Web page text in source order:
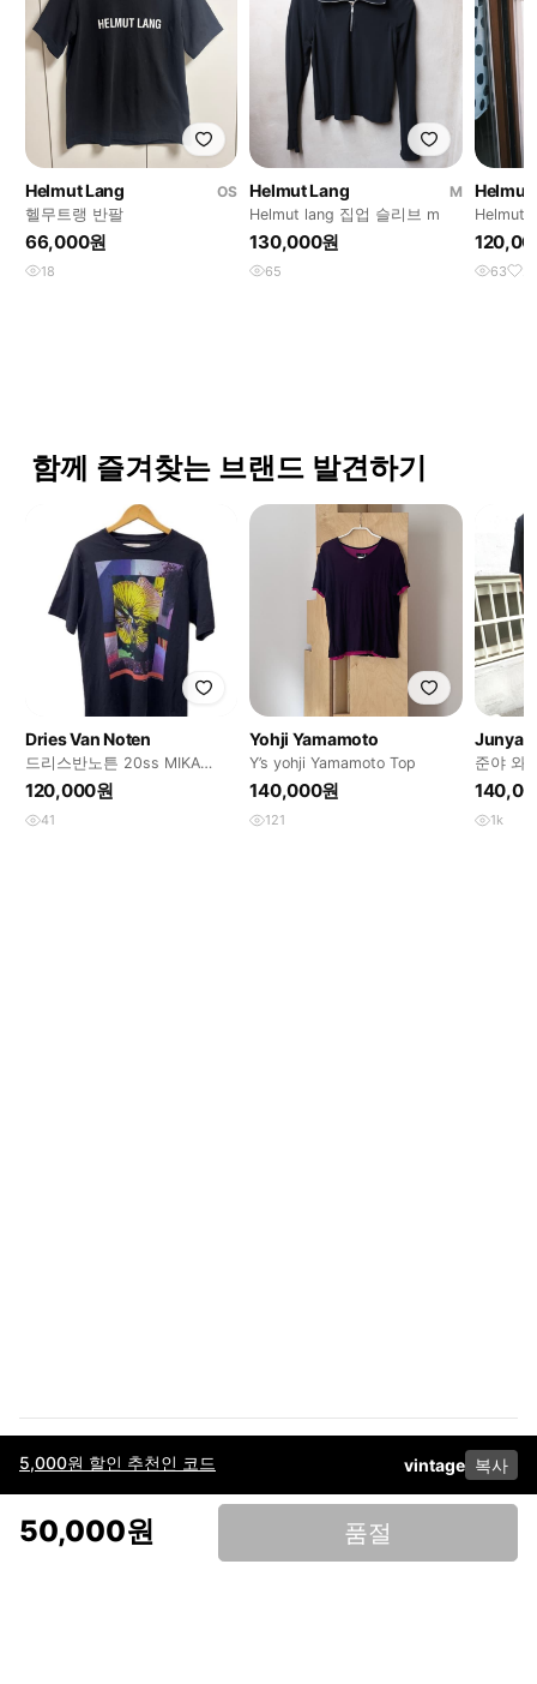
5,000원 할인 추천인 코드 vintage 복사
50,000원 품절
Helmut Lang
OS
헬무트랭 반팔
66,000원
18
Helmut Lang
M
Helmut lang 집업 슬리브 m
130,000원
65
Helmut
Helmut
스 s
63 2
함께 즐겨찾는 브랜드 발견하기
Dries Van Noten
드리스반노튼 20ss MIKA
NINAGAWA NEW NOIR 2 티셔
120,000원
41
Yohji Yamamoto
Y’s yohji Yamamoto Top
140,000원
121
Junya
준야 와
츠
1k
이용약관고객센터판매개인정보 처리방침사업자 정보다운로드